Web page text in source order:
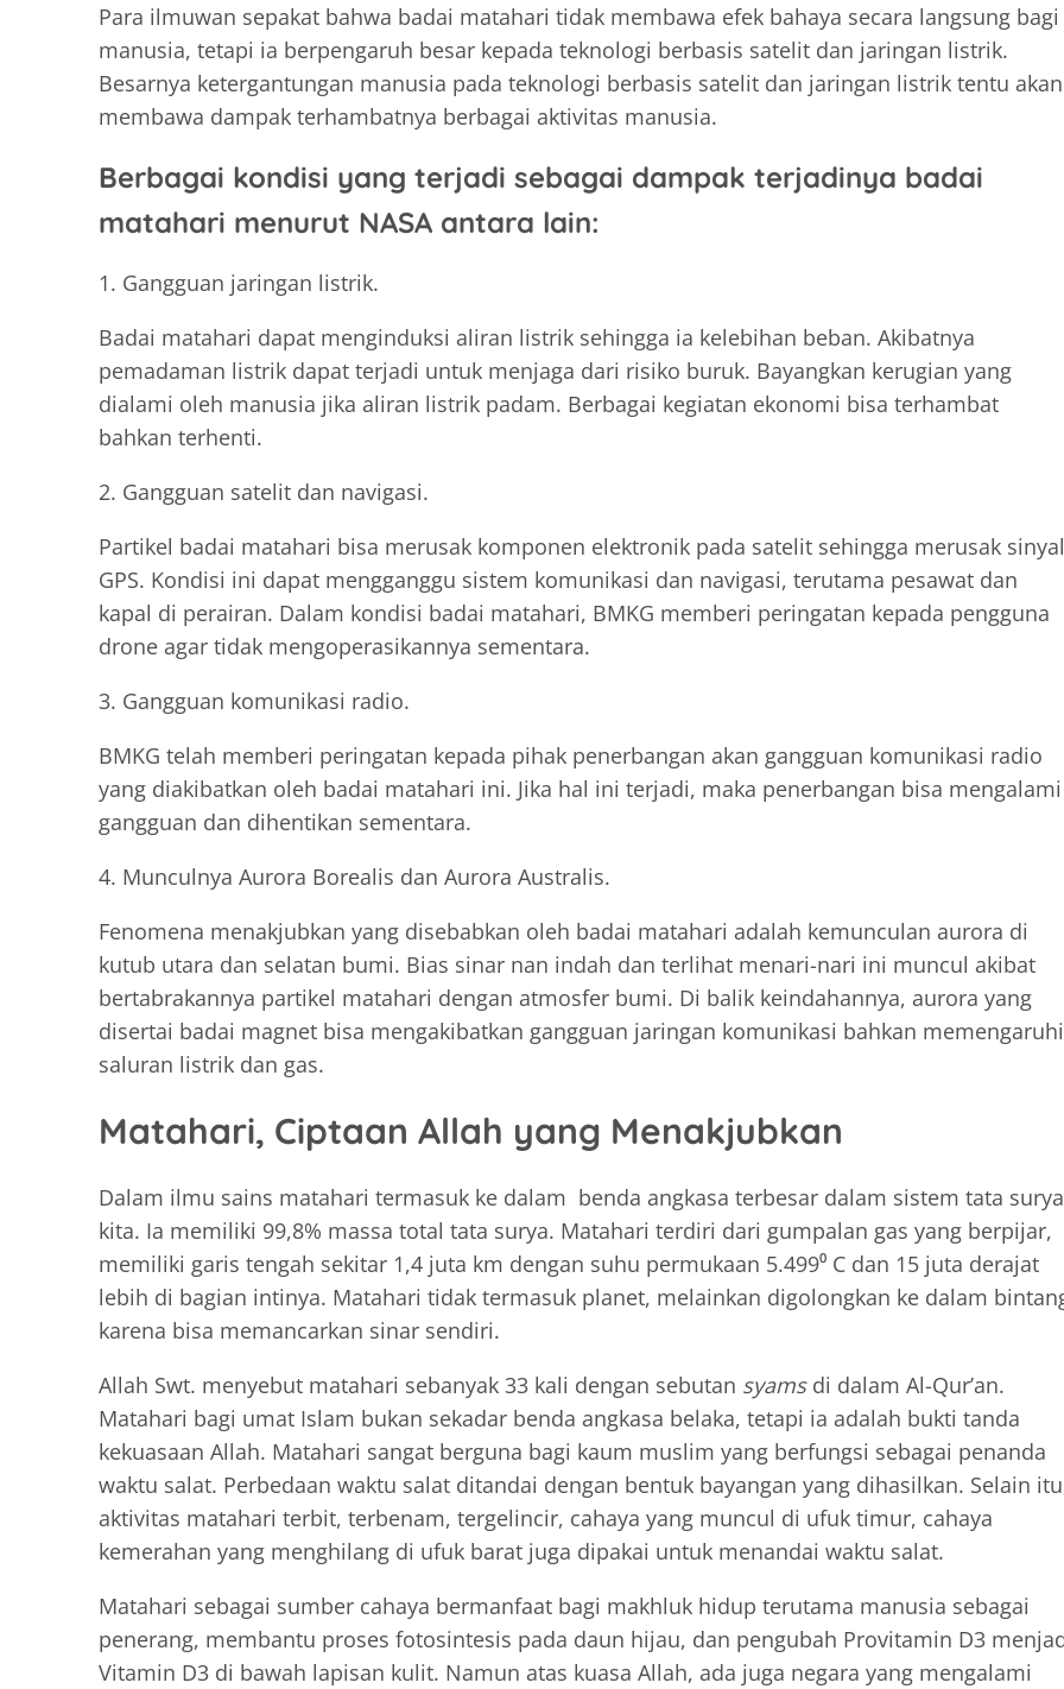
Para ilmuwan sepakat bahwa badai matahari tidak membawa efek bahaya secara langsung bagi
manusia, tetapi ia berpengaruh besar kepada teknologi berbasis satelit dan jaringan listrik.
Besarnya ketergantungan manusia pada teknologi berbasis satelit dan jaringan listrik tentu akan
membawa dampak terhambatnya berbagai aktivitas manusia.
Berbagai kondisi yang terjadi sebagai dampak terjadinya badai
matahari menurut NASA antara lain:
1. Gangguan jaringan listrik.
Badai matahari dapat menginduksi aliran listrik sehingga ia kelebihan beban. Akibatnya
pemadaman listrik dapat terjadi untuk menjaga dari risiko buruk. Bayangkan kerugian yang
dialami oleh manusia jika aliran listrik padam. Berbagai kegiatan ekonomi bisa terhambat
bahkan terhenti.
2. Gangguan satelit dan navigasi.
Partikel badai matahari bisa merusak komponen elektronik pada satelit sehingga merusak sinyal
GPS. Kondisi ini dapat mengganggu sistem komunikasi dan navigasi, terutama pesawat dan
kapal di perairan. Dalam kondisi badai matahari, BMKG memberi peringatan kepada pengguna
drone agar tidak mengoperasikannya sementara.
3. Gangguan komunikasi radio.
BMKG telah memberi peringatan kepada pihak penerbangan akan gangguan komunikasi radio
yang diakibatkan oleh badai matahari ini. Jika hal ini terjadi, maka penerbangan bisa mengalami
gangguan dan dihentikan sementara.
4. Munculnya Aurora Borealis dan Aurora Australis.
Fenomena menakjubkan yang disebabkan oleh badai matahari adalah kemunculan aurora di
kutub utara dan selatan bumi. Bias sinar nan indah dan terlihat menari-nari ini muncul akibat
bertabrakannya partikel matahari dengan atmosfer bumi. Di balik keindahannya, aurora yang
disertai badai magnet bisa mengakibatkan gangguan jaringan komunikasi bahkan memengaruhi
saluran listrik dan gas.
Matahari, Ciptaan Allah yang Menakjubkan
Dalam ilmu sains matahari termasuk ke dalam benda angkasa terbesar dalam sistem tata surya
kita. Ia memiliki 99,8% massa total tata surya. Matahari terdiri dari gumpalan gas yang berpijar,
memiliki garis tengah sekitar 1,4 juta km dengan suhu permukaan 5.499⁰ C dan 15 juta derajat
lebih di bagian intinya. Matahari tidak termasuk planet, melainkan digolongkan ke dalam
karena bisa memancarkan sinar sendiri.
Allah Swt. menyebut matahari sebanyak 33 kali dengan sebutan syams di dalam Al-Qur’an.
Matahari bagi umat Islam bukan sekadar benda angkasa belaka, tetapi ia adalah bukti tanda
kekuasaan Allah. Matahari sangat berguna bagi kaum muslim yang berfungsi sebagai penanda
waktu salat. Perbedaan waktu salat ditandai dengan bentuk bayangan yang dihasilkan. Selain
aktivitas matahari terbit, terbenam, tergelincir, cahaya yang muncul di ufuk timur, cahaya
kemerahan yang menghilang di ufuk barat juga dipakai untuk menandai waktu salat.
Matahari sebagai sumber cahaya bermanfaat bagi makhluk hidup terutama manusia sebagai
penerang, membantu proses fotosintesis pada daun hijau, dan pengubah Provitamin D3
Vitamin D3 di bawah lapisan kulit. Namun atas kuasa Allah, ada juga negara yang mengalami